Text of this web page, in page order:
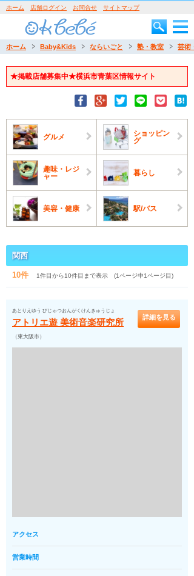
ホーム 店舗ログイン お問合せ サイトマップ
ホーム Baby&Kids ならいごと 塾・教室 芸術
★掲載店舗募集中★横浜市青葉区情報サイト
グルメ
ショッピン
グ
趣味・レジ
ャー
暮らし
美容・健康 駅/バス
関西
10件 1件目から10件目まで表示 (1ページ中1ページ目)
あとりえゆう びじゅつおんがくけんきゅうじょ
アトリエ遊 美術音楽研究所
（東大阪市）
詳細を見る
アクセス
営業時間